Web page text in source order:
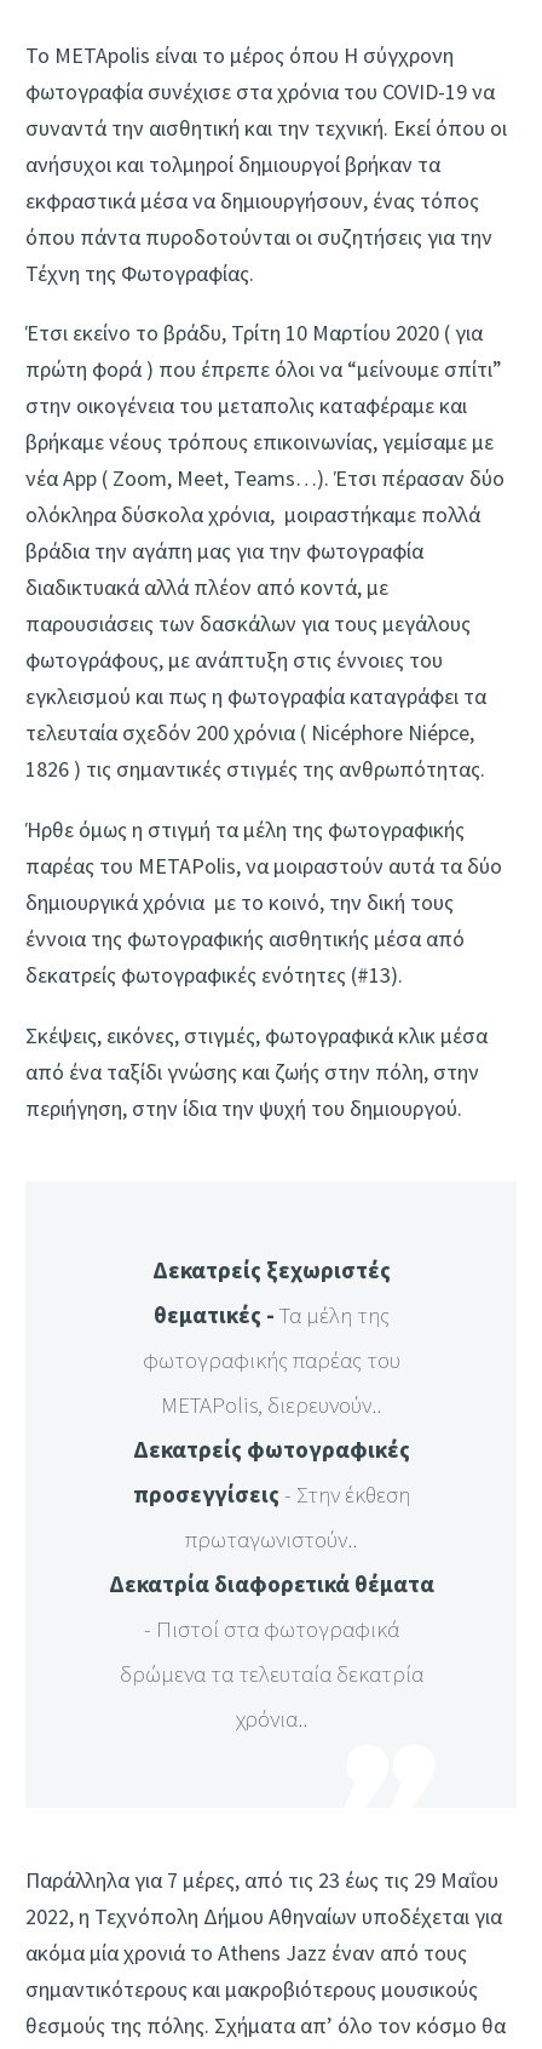
Το METApolis είναι το μέρος όπου H σύγχρονη
φωτογραφία συνέχισε στα χρόνια του COVID-19 να
συναντά την αισθητική και την τεχνική. Εκεί όπου οι
ανήσυχοι και τολμηροί δημιουργοί βρήκαν τα
εκφραστικά μέσα να δημιουργήσουν, ένας τόπος
όπου πάντα πυροδοτούνται οι συζητήσεις για την
Τέχνη της Φωτογραφίας.
Έτσι εκείνο το βράδυ, Τρίτη 10 Μαρτίου 2020 ( για
πρώτη φορά ) που έπρεπε όλοι να “μείνουμε σπίτι”
στην οικογένεια του μεταπολις καταφέραμε και
βρήκαμε νέους τρόπους επικοινωνίας, γεμίσαμε με
νέα App ( Zoom, Meet, Teams…). Έτσι πέρασαν δύο
ολόκληρα δύσκολα χρόνια, μοιραστήκαμε πολλά
βράδια την αγάπη μας για την φωτογραφία
διαδικτυακά αλλά πλέον από κοντά, με
παρουσιάσεις των δασκάλων για τους μεγάλους
φωτογράφους, με ανάπτυξη στις έννοιες του
εγκλεισμού και πως η φωτογραφία καταγράφει τα
τελευταία σχεδόν 200 χρόνια ( Nicéphore Niépce,
1826 ) τις σημαντικές στιγμές της ανθρωπότητας.
Ήρθε όμως η στιγμή τα μέλη της φωτογραφικής
παρέας του METAPolis, να μοιραστούν αυτά τα δύο
δημιουργικά χρόνια με το κοινό, την δική τους
έννοια της φωτογραφικής αισθητικής μέσα από
δεκατρείς φωτογραφικές ενότητες (#13).
Σκέψεις, εικόνες, στιγμές, φωτογραφικά κλικ μέσα
από ένα ταξίδι γνώσης και ζωής στην πόλη, στην
περιήγηση, στην ίδια την ψυχή του δημιουργού.
Δεκατρείς ξεχωριστές
θεματικές - Τα μέλη της
φωτογραφικής παρέας του
METAPolis, διερευνούν..
Δεκατρείς φωτογραφικές
προσεγγίσεις - Στην έκθεση
πρωταγωνιστούν..
Δεκατρία διαφορετικά θέματα
- Πιστοί στα φωτογραφικά
δρώμενα τα τελευταία δεκατρία
χρόνια..
Παράλληλα για 7 μέρες, από τις 23 έως τις 29 Μαΐου
2022, η Τεχνόπολη Δήμου Αθηναίων υποδέχεται για
ακόμα μία χρονιά το Athens Jazz έναν από τους
σημαντικότερους και μακροβιότερους μουσικούς
θεσμούς της πόλης. Σχήματα απ’ όλο τον κόσμο θα